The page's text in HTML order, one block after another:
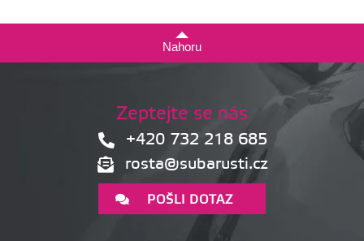
Nahoru
Zeptejte se nás
+420 732 218 685
rosta@subarusti.cz
POŠLI DOTAZ